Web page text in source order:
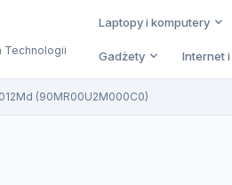
Technologii
Laptopy i komputery
Gadżety Internet
(90MR00U2M000C0)